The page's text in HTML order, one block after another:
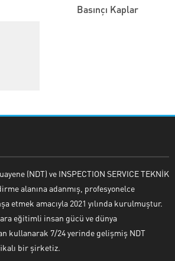
Basınçı Kaplar
(NDT) ve INSPECTION SERVICE TEKNİK
alanına adanmış, profesyonelce
etmek amacıyla 2021 yılında kurulmuştur.
eğitimli insan gücü ve dünya
kullanarak 7/24 yerinde gelişmiş NDT
bir şirketiz.